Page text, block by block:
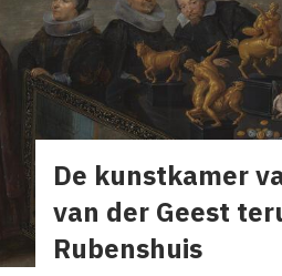
De kunstkamer
van der Geest
Rubenshuis